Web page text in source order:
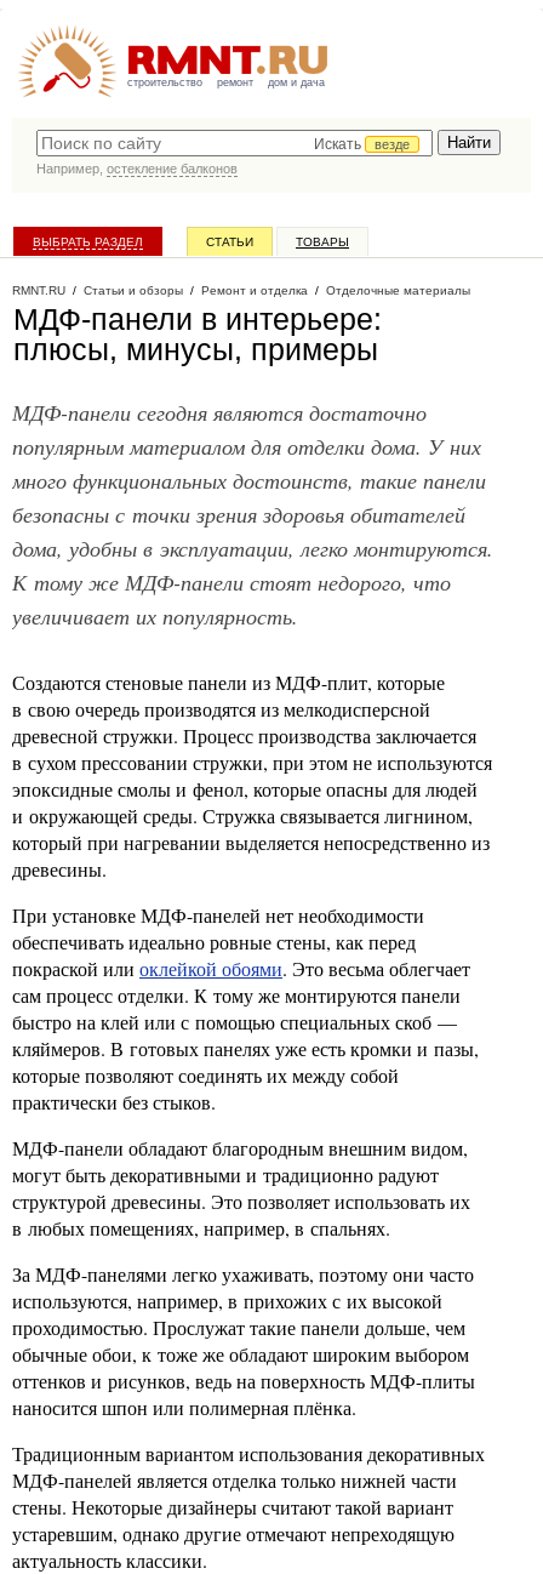
строительство ремонт дом и дача
Искать
везде
Например, остекление балконов
ВЫБРАТЬ РАЗДЕЛ СТАТЬИ ТОВАРЫ
RMNT.RU / Статьи и обзоры / Ремонт и отделка / Отделочные материалы
МДФ-панели в интерьере:
плюсы, минусы, примеры
МДФ-панели сегодня являются достаточно
популярным материалом для отделки дома. У них
много функциональных достоинств, такие панели
безопасны с точки зрения здоровья обитателей
дома, удобны в эксплуатации, легко монтируются.
К тому же МДФ-панели стоят недорого, что
увеличивает их популярность.
Создаются стеновые панели из МДФ-плит, которые
в свою очередь производятся из мелкодисперсной
древесной стружки. Процесс производства заключается
в сухом прессовании стружки, при этом не используются
эпоксидные смолы и фенол, которые опасны для людей
и окружающей среды. Стружка связывается лигнином,
который при нагревании выделяется непосредственно из
древесины.
При установке МДФ-панелей нет необходимости
обеспечивать идеально ровные стены, как перед
покраской или оклейкой обоями. Это весьма облегчает
сам процесс отделки. К тому же монтируются панели
быстро на клей или с помощью специальных скоб —
кляймеров. В готовых панелях уже есть кромки и пазы,
которые позволяют соединять их между собой
практически без стыков.
МДФ-панели обладают благородным внешним видом,
могут быть декоративными и традиционно радуют
структурой древесины. Это позволяет использовать их
в любых помещениях, например, в спальнях.
За МДФ-панелями легко ухаживать, поэтому они часто
используются, например, в прихожих с их высокой
проходимостью. Прослужат такие панели дольше, чем
обычные обои, к тоже же обладают широким выбором
оттенков и рисунков, ведь на поверхность МДФ-плиты
наносится шпон или полимерная плёнка.
Традиционным вариантом использования декоративных
МДФ-панелей является отделка только нижней части
стены. Некоторые дизайнеры считают такой вариант
устаревшим, однако другие отмечают непреходящую
актуальность классики.